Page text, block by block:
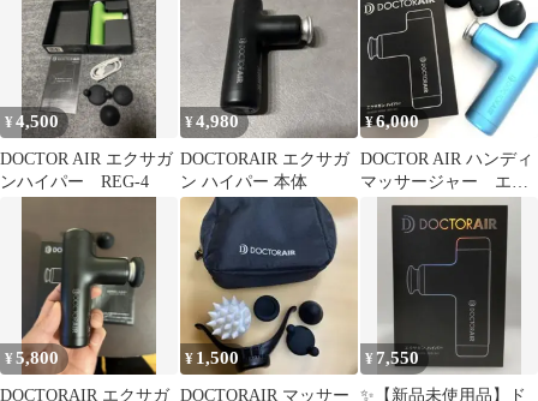
¥4,500
DOCTOR AIR エクサガ
ンハイパー REG-4
¥4,980
DOCTORAIR エクサガ
ン ハイパー 本体
¥6,000
DOCTOR AIR ハンディ
マッサージャー エク
サガンハイパー ブル
¥5,800
DOCTORAIR エクサガ
¥ 1,500
DOCTORAIR マッサー
¥ 7,550
✨【新品未使用品】ド